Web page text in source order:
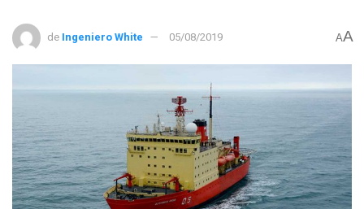
de Ingeniero White 05/08/2019 AA